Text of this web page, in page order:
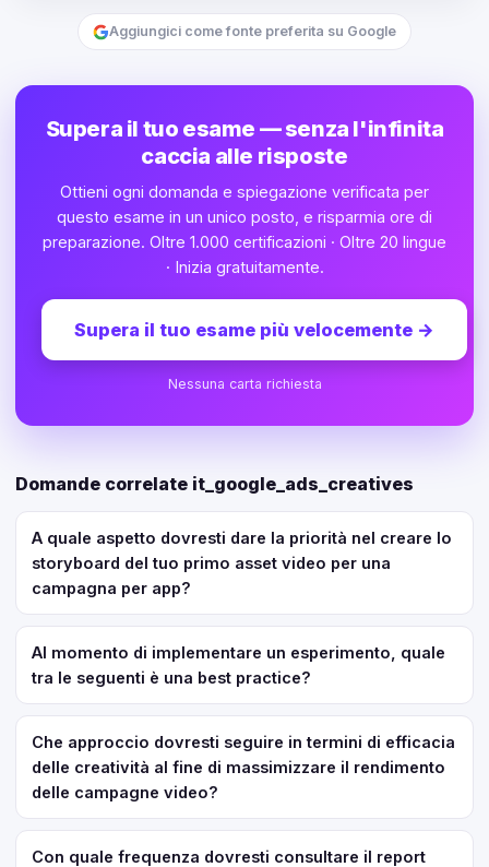
Aggiungici come fonte preferita su Google
Supera il tuo esame — senza l'infinita
caccia alle risposte
Ottieni ogni domanda e spiegazione verificata per
questo esame in un unico posto, e risparmia ore di
preparazione. Oltre 1.000 certificazioni · Oltre 20 lingue
· Inizia gratuitamente.
Supera il tuo esame più velocemente →
Nessuna carta richiesta
Domande correlate it_google_ads_creatives
A quale aspetto dovresti dare la priorità nel creare lo
storyboard del tuo primo asset video per una
campagna per app?
Al momento di implementare un esperimento, quale
tra le seguenti è una best practice?
Che approccio dovresti seguire in termini di efficacia
delle creatività al fine di massimizzare il rendimento
delle campagne video?
Con quale frequenza dovresti consultare il report